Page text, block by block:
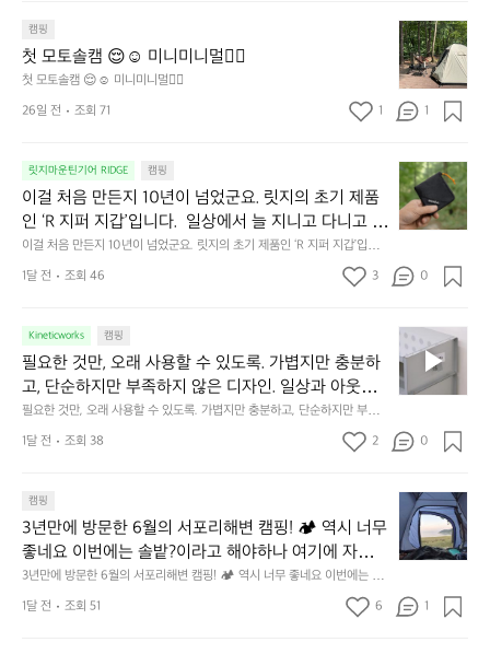
줍니다.  이 슬립 웜을 쓰는 것만으로 그곳은 나만의 밤
이 됩니다.  안녕히 주무세요.
밤이 됩니다.  안녕히 주무세요.
도
자
연
속
에
의
휴
식
에
도
이
중
인
차
안
서
도
구
나
잠
에
기
까
캠핑
첫 모토솔캠 😌☺️ 미니미니멀👌🏼
첫 모토솔캠 😌☺️ 미니미니멀👌🏼
첫
모
토
솔
캠
☺️
미
니
미
멀
👌🏼
26일 전 조회 71 1 1
릿지마운틴기어 RIDGE 캠핑
이걸 처음 만든지 10년이 넘었군요. 릿지의 초기 제품
인 ‘R 지퍼 지갑’입니다.  일상에서 늘 지니고 다니고 싶
어지는 물건에는 크기, 무게, 형태, 색감 사이의 아주 미
묘한 밸런스가 존재합니다.  예를 들자면 일에 집중하
느라 책상 위 가장자리에 대충 걸쳐 놓아도 시야에 걸
는 균형감에서 출발했습니다.  그중에서도 슬림함에 철
저히 집착했습니다. 튼튼한 내구도와 넉넉한 수납력을
해치치 않는 선에서, 가장 가볍고 얇게 설계했습니다.
이 디자인과 사용감은, 꼭 직접 손으로 만져보며 경험
해 보시기를 바랍니다.
이걸 처음 만든지 10년이 넘었군요. 릿지의 초기 제품인 ‘R 지퍼 지갑’입니
다.  일상에서 늘 지니고 다니고 싶어지는 물건에는 크기, 무게, 형태, 색감
사이의 아주 미묘한 밸런스가 존재합니다.  예를 들자면 일에 집중하느라 책
철저히 집착했습니다. 튼튼한 내구도와 넉넉한 수납력을 해치치 않는 선에
서, 가장 가볍고 얇게 설계했습니다.  이 디자인과 사용감은, 꼭 직접 손으로
만져보며 경험해 보시기를 바랍니다.
이
걸
처
음
든
0
년
이
넘
군
지
의
초
기
품
1달 전 조회 46 3 0
Kineticworks 캠핑
필요한 것만, 오래 사용할 수 있도록. 가볍지만 충분하
고, 단순하지만 부족하지 않은 디자인. 일상과 아웃도
어의 경계를 자연스럽게 이어주는 RIDGE MOUNTAIN
GEAR. 키네틱웍스에서 만나보세요.
필요한 것만, 오래 사용할 수 있도록. 가볍지만 충분하고, 단순하지만 부족하
지 않은 디자인. 일상과 아웃도어의 경계를 자연스럽게 이어주는 RIDGE M
OUNTAIN GEAR. 키네틱웍스에서 만나보세요.
필
요
한
것
오
용
할
수
있
록.
1달 전 조회 38 2 0
캠핑
3년만에 방문한 6월의 서포리해변 캠핑! 🏕 역시 너무
좋네요 이번에는 솔밭?이라고 해야하나 여기에 자리를
잡았는데 정말 시원하고 경치도 좋네요  서해치고 물도
맑은편, 아이들도 놀기 좋고 1박 2일은 넘 짧게 느껴지
네요  .1박 1동 1만원 (수금은 7시쯤, 동네에서 관리) .수
3년만에 방문한 6월의 서포리해변 캠핑! 🏕 역시 너무 좋네요 이번에는 솔
밭?이라고 해야하나 여기에 자리를 잡았는데 정말 시원하고 경치도 좋네요
서해치고 물도 맑은편, 아이들도 놀기 좋고 1박 2일은 넘 짧게 느껴지네요  .
년
만
에
문
1달 전 조회 51 6 1